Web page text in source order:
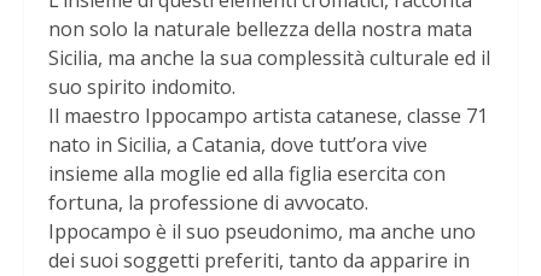
non solo la naturale bellezza della nostra mata
Sicilia, ma anche la sua complessità culturale ed il
suo spirito indomito.
Il maestro Ippocampo artista catanese, classe 71
nato in Sicilia, a Catania, dove tutt’ora vive
insieme alla moglie ed alla figlia esercita con
fortuna, la professione di avvocato.
Ippocampo è il suo pseudonimo, ma anche uno
dei suoi soggetti preferiti, tanto da apparire in